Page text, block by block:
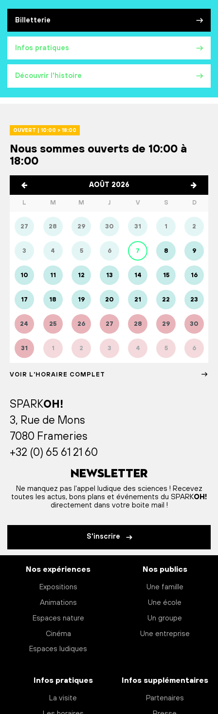
Billetterie
Infos pratiques
Découvrir l'histoire
OUVERT | 10:00 > 18:00
Nous sommes ouverts de 10:00 à
18:00
AOÛT 2026
L M M J V S D
27 28 29 30 31 1 2
3 4 5 6 7 8 9
10 11 12 13 14 15 16
17 18 19 20 21 22 23
24 25 26 27 28 29 30
31 1 2 3 4 5 6
VOIR L'HORAIRE COMPLET
SPARKOH!
3, Rue de Mons
7080 Frameries
+32 (0) 65 61 21 60
Newsletter
Ne manquez pas l'appel ludique des sciences ! Recevez
toutes les actus, bons plans et événements du SPARKOH!
directement dans votre boite mail !
S'inscrire
Nos expériences
Expositions
Animations
Espaces nature
Cinéma
Espaces ludiques
Nos publics
Une famille
Une école
Un groupe
Une entreprise
Infos pratiques
La visite
Infos supplémentaires
Partenaires